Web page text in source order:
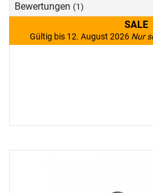
Bewertungen (1)
SALE
Gültig bis 12. August 2026 Nur